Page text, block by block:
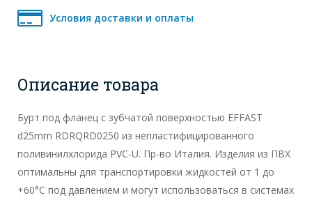
Условия доставки и оплаты
Описание товара
Бурт под фланец с зубчатой поверхностью EFFAST
d25mm RDRQRD0250 из непластифицированного
поливинилхлорида PVC-U. Пр-во Италия. Изделия из ПВХ
оптимальны для транспортировки жидкостей от 1 до
+60°C под давлением и могут использоваться в системах